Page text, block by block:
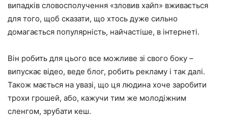
випадків словосполучення «зловив хайп» вживається
для того, щоб сказати, що хтось дуже сильно
домагається популярність, найчастіше, в інтернеті.
Він робить для цього все можливе зі свого боку –
випускає відео, веде блог, робить рекламу і так далі.
Також мається на увазі, що ця людина хоче заробити
трохи грошей, або, кажучи тим же молодіжним
сленгом, зрубати кеш.